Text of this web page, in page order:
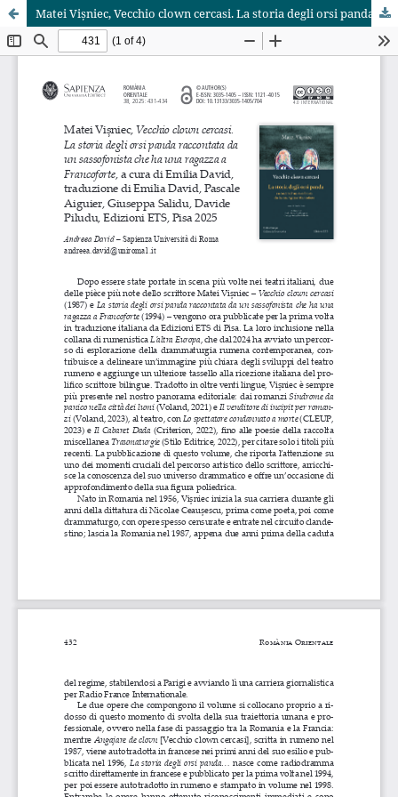
Matei Vișniec, Vecchio clown cercasi. La storia degli orsi panda raccontata da un sassofonista che ha una ragazza a Francoforte, a cura di Emilia David, traduzione di Emilia David, Pascale Aiguier, Giuseppa Salidu, Davide Piludu, Edizioni ETS, Pisa 2025